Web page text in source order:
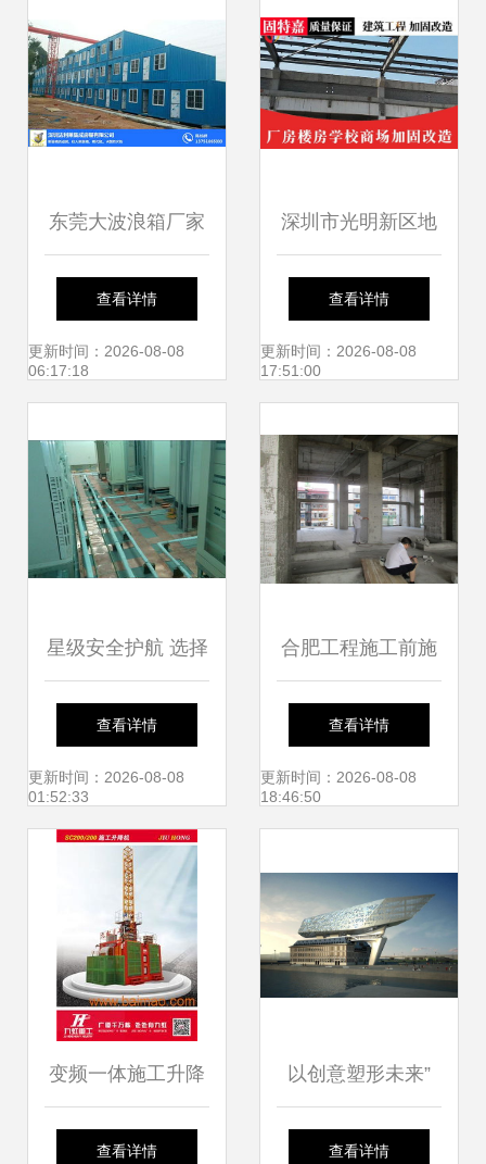
东莞大波浪箱厂家
与深圳法利莱集装
箱房屋的精准建筑
查看详情
更新时间：2026-08-08
06:17:18
深圳市光明新区地
基沉降加固工程承
包与建筑施工服务
查看详情
更新时间：2026-08-08
17:51:00
星级安全护航 选择
信誉好的防雷产品
与建筑施工服务
查看详情
更新时间：2026-08-08
01:52:33
合肥工程施工前施
工周边房屋鉴定一
体化服务 建筑施工
查看详情
更新时间：2026-08-08
18:46:50
变频一体施工升降
机与普通施工升降
查看详情
以创意塑形未来”
西澳大学建筑设计
查看详情